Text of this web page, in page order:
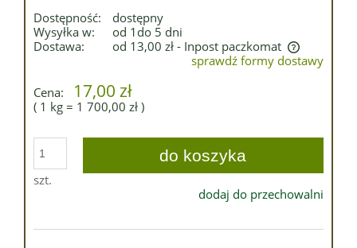
Dostępność:
dostępny
Wysyłka w:
od 1do 5 dni
Dostawa:
od 13,00 zł - Inpost paczkomat
Cena nie zawiera ewentualnych kosztów płatności
sprawdź formy dostawy
Cena:
17,00 zł
( 1 kg = 1 700,00 zł )
szt.
do koszyka
dodaj do przechowalni